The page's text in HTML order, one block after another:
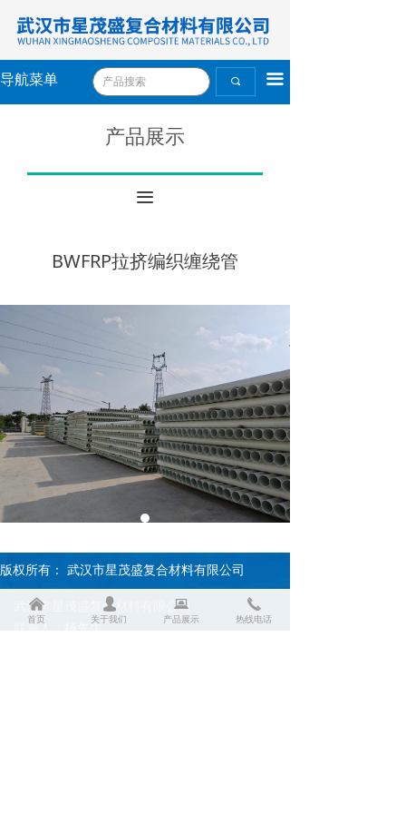
끠 끀
导航菜单
끀
产品展示
BWFRP拉挤编织缠绕管
武汉市星茂盛复合材料有限公司
联系人：杨先生
版权所有： 武汉市星茂盛复合材料有限公司
낀
首页
넙
关于我们
뀵
产品展示
끅
热线电话